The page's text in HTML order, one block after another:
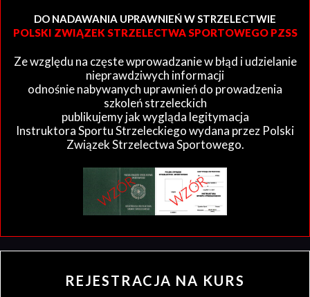
DO NADAWANIA UPRAWNIEŃ W STRZELECTWIE
POLSKI ZWIĄZEK STRZELECTWA SPORTOWEGO PZSS
Ze względu na częste wprowadzanie w błąd i udzielanie
nieprawdziwych informacji
odnośnie nabywanych uprawnień do prowadzenia
szkoleń strzeleckich
publikujemy jak wygląda legitymacja
Instruktora Sportu Strzeleckiego wydana przez Polski
Związek Strzelectwa Sportowego.
REJESTRACJA NA KURS